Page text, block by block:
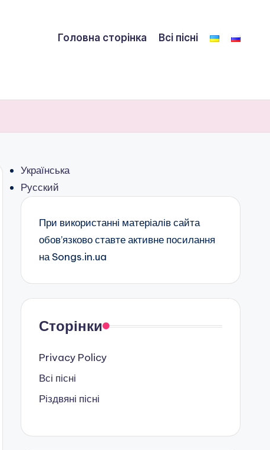
Головна сторінка Всі пісні
Українська
Русский
При використанні матеріалів сайта
обов’язково ставте активне посилання
на Songs.in.ua
Сторінки
Privacy Policy
Всі пісні
Різдвяні пісні